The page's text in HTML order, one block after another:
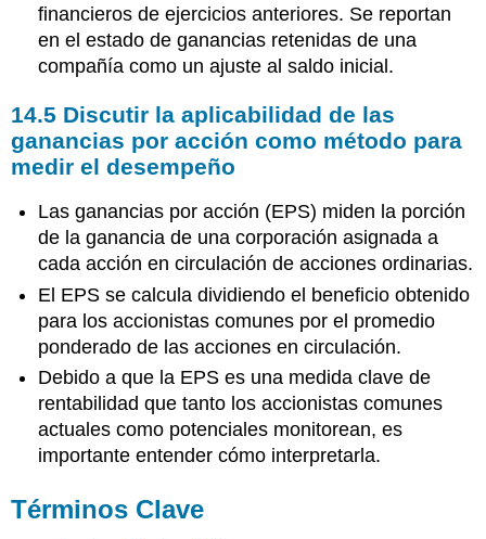
financieros de ejercicios anteriores. Se reportan
en el estado de ganancias retenidas de una
compañía como un ajuste al saldo inicial.
14.5 Discutir la aplicabilidad de las
ganancias por acción como método para
medir el desempeño
Las ganancias por acción (EPS) miden la porción
de la ganancia de una corporación asignada a
cada acción en circulación de acciones ordinarias.
El EPS se calcula dividiendo el beneficio obtenido
para los accionistas comunes por el promedio
ponderado de las acciones en circulación.
Debido a que la EPS es una medida clave de
rentabilidad que tanto los accionistas comunes
actuales como potenciales monitorean, es
importante entender cómo interpretarla.
Términos Clave